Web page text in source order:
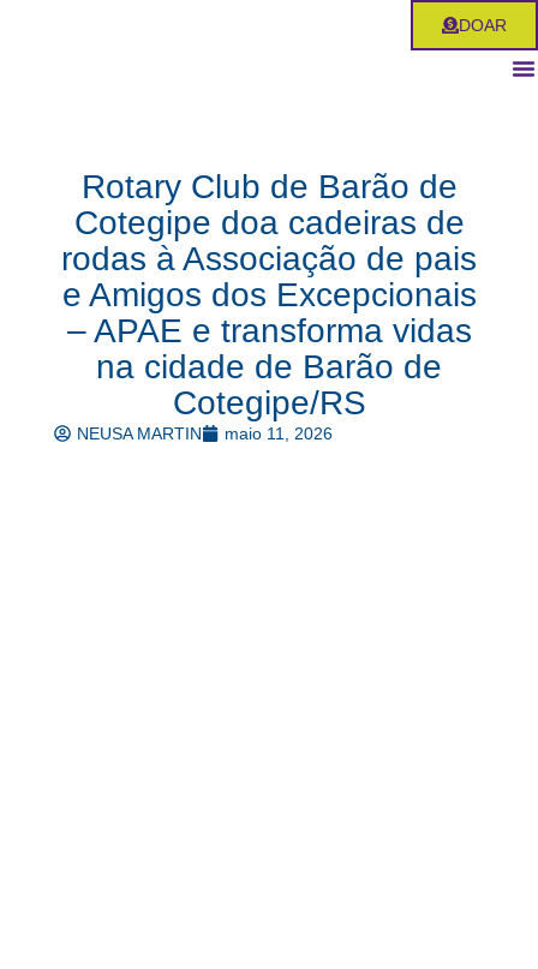
DOAR
Rotary Club de Barão de
Cotegipe doa cadeiras de
rodas à Associação de pais
e Amigos dos Excepcionais
– APAE e transforma vidas
na cidade de Barão de
Cotegipe/RS
NEUSA MARTIN maio 11, 2026